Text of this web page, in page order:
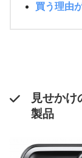
買う理由
見せかけ
製品